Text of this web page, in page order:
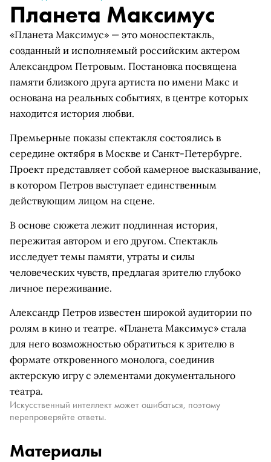
Планета Максимус
«Планета Максимус» — это моноспектакль,
созданный и исполняемый российским актером
Александром Петровым. Постановка посвящена
памяти близкого друга артиста по имени Макс и
основана на реальных событиях, в центре которых
находится история любви.
Премьерные показы спектакля состоялись в
середине октября в Москве и Санкт-Петербурге.
Проект представляет собой камерное высказывание,
в котором Петров выступает единственным
действующим лицом на сцене.
В основе сюжета лежит подлинная история,
пережитая автором и его другом. Спектакль
исследует темы памяти, утраты и силы
человеческих чувств, предлагая зрителю глубоко
личное переживание.
Александр Петров известен широкой аудитории по
ролям в кино и театре. «Планета Максимус» стала
для него возможностью обратиться к зрителю в
формате откровенного монолога, соединив
актерскую игру с элементами документального
театра.
Искусственный интеллект может ошибаться, поэтому
перепроверяйте ответы.
Материалы